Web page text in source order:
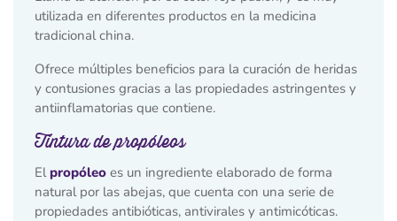
utilizada en diferentes productos en la medicina
tradicional china.
Ofrece múltiples beneficios para la curación de heridas
y contusiones gracias a las propiedades astringentes y
antiinflamatorias que contiene.
Tintura de propóleos
Elpropóleo es un ingrediente elaborado de forma
natural por las abejas, que cuenta con una serie de
propiedades antibióticas, antivirales y antimicóticas.